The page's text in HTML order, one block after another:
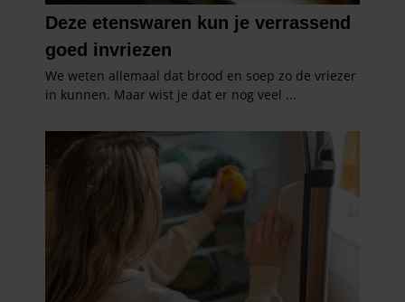
informatie over uw gebruik van onze site met onze
partners voor social media, adverteren en analyse. Deze
partners kunnen deze gegevens combineren met andere
informatie die u aan ze heeft verstrekt of die ze hebben
verzameld op basis van uw gebruik van hun services. U
gebruiken.